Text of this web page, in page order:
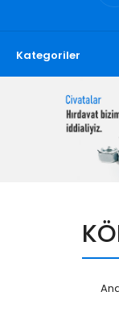
Kategoriler